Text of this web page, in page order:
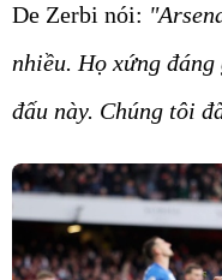
De Zerbi nói:
nhiều. Họ xứng
đấu này. Chúng tôi